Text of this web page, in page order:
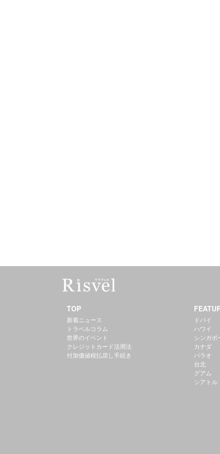
TOP
新着ニュース
トラベルコラム
世界のイベント
クレジットカード活用法
付加価値税払戻し手続き
ドバイ
ハワイ
シンガポ
カナダ
パラオ
台北
グアム
シアトル